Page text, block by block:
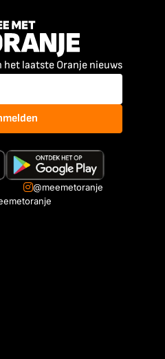
laatste Oranje nieuws
@meemetoranje